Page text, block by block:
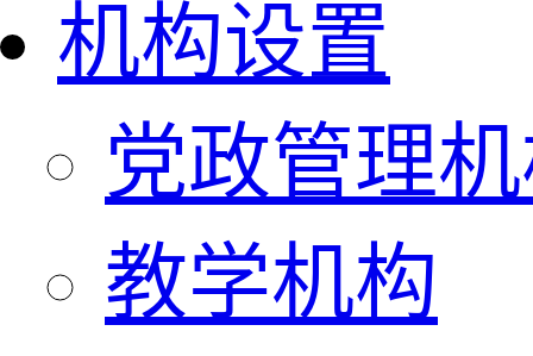
机构设置
党政管理
教学机构